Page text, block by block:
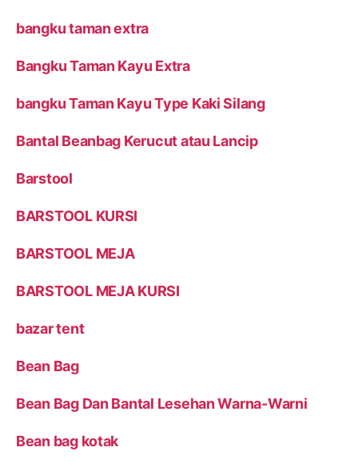
bangku taman extra
Bangku Taman Kayu Extra
bangku Taman Kayu Type Kaki Silang
Bantal Beanbag Kerucut atau Lancip
Barstool
BARSTOOL KURSI
BARSTOOL MEJA
BARSTOOL MEJA KURSI
bazar tent
Bean Bag
Bean Bag Dan Bantal Lesehan Warna-Warni
Bean bag kotak